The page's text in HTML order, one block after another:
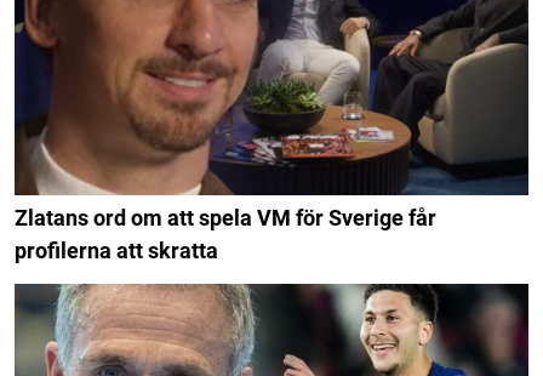
Zlatans ord om att spela VM för Sverige får
profilerna att skratta